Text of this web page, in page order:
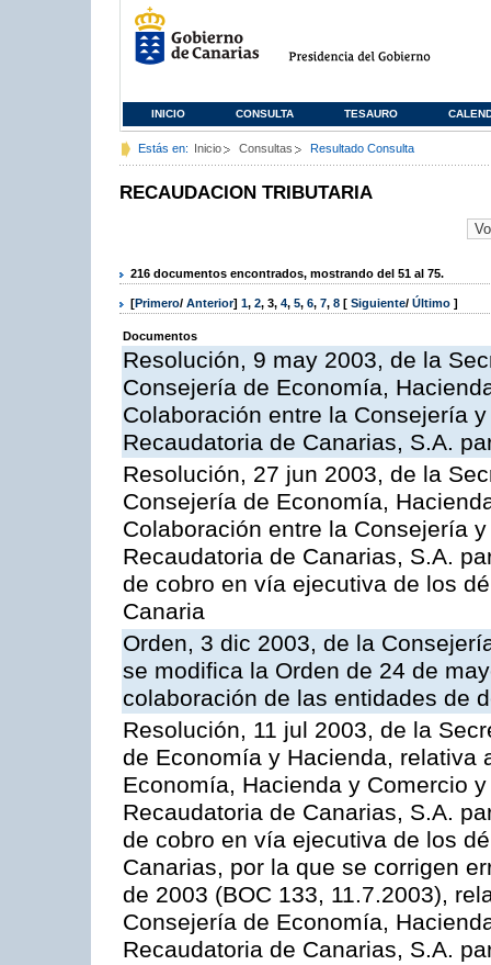
INICIO CONSULTA TESAURO
Estás en: Inicio Consultas Resultado Consulta
RECAUDACION TRIBUTARIA
216 documentos encontrados, mostrando del 51 al 75.
[Primero/ Anterior] 1, 2, 3, 4, 5, 6, 7, 8 [ Siguiente/ Último ]
Documentos
Resolución, 9 may 2003, de la
Consejería de Economía,
Colaboración entre la Consejería
Recaudatoria de Canarias, S.A.
Resolución, 27 jun 2003, de la
Consejería de Economía,
Colaboración entre la Consejería
Recaudatoria de Canarias, S.A.
de cobro en vía ejecutiva de los
Canaria
Orden, 3 dic 2003, de la
se modifica la Orden de 24 de
colaboración de las entidades de
Resolución, 11 jul 2003, de la
de Economía y Hacienda, relativa
Economía, Hacienda y Comercio
Recaudatoria de Canarias, S.A.
de cobro en vía ejecutiva de los
Canarias, por la que se corrigen
de 2003 (BOC 133, 11.7.2003),
Consejería de Economía,
Recaudatoria de Canarias, S.A.